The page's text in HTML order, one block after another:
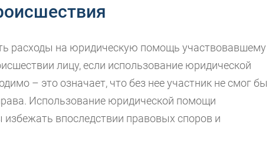
расходы на юридическую помощь участвовавшему
лицу, если использование юридической
– это означает, что без нее участник не смог бы
Использование юридической помощи
избежать впоследствии правовых споров и